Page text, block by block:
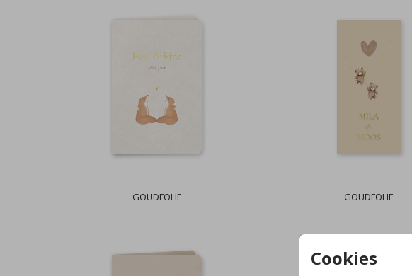
Cookies
GOUDFOLIE GOUDFOLIE